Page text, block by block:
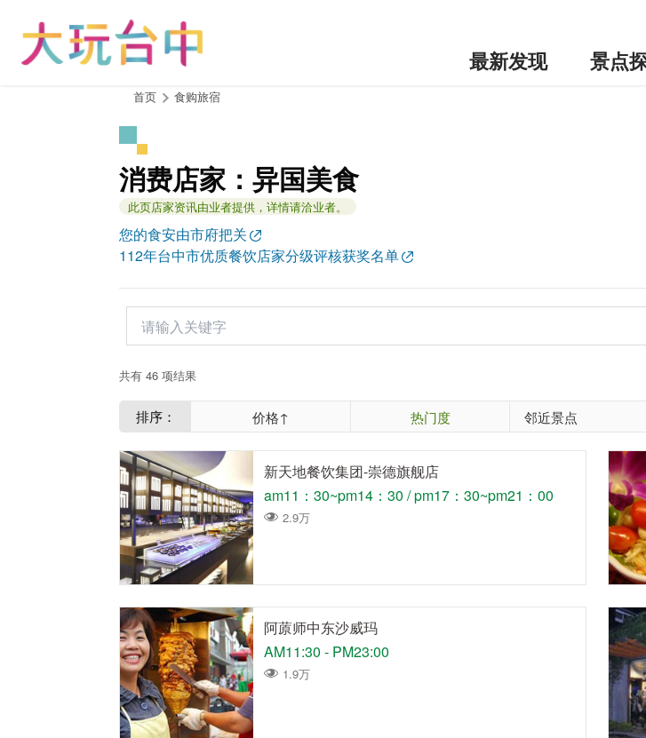
最新发现 景点
首页 食购旅宿
消费店家：异国美食
此页店家资讯由业者提供，详情请洽业者。
您的食安由市府把关
112年台中市优质餐饮店家分级评核获奖名单
共有 46 项结果
排序： 价格↑ 热门度
新天地餐饮集团-崇德旗舰店
am11：30~pm14：30 / pm17：30~pm21：00
2.9万
阿蒝师中东沙威玛
AM11:30 - PM23:00
1.9万